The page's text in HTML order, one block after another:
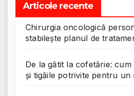
Articole recente
Chirurgia oncologică
stabilește planul de
De la gătit la cofetărie: cum
și tigăile potrivite pentru